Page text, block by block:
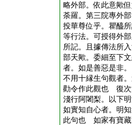
略外部。依此意歟
荼羅。第三院專外
投華尊位乎。瞿醯
等行法。可授得外
所記。且據傳法所
部天歟。委細至下
者。如是善惡是非
不用十縁生句觀者
勸令作此觀也 復次
淺行阿闍梨。以下
如實知自心者。明
此句也 如家有寶藏